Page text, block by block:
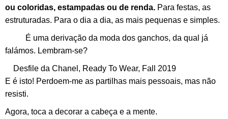
ou coloridas, estampadas ou de renda. Para festas, as
estruturadas. Para o dia a dia, as mais pequenas e simples.
É uma derivação da moda dos ganchos, da qual já
falámos. Lembram-se?
Desfile da Chanel, Ready To Wear, Fall 2019
E é isto! Perdoem-me as partilhas mais pessoais, mas não
resisti.
Agora, toca a decorar a cabeça e a mente.